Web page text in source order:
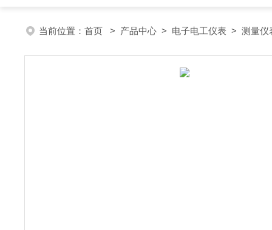
当前位置： 首页 > 产品中心 > 电子电工仪表 > 测量仪